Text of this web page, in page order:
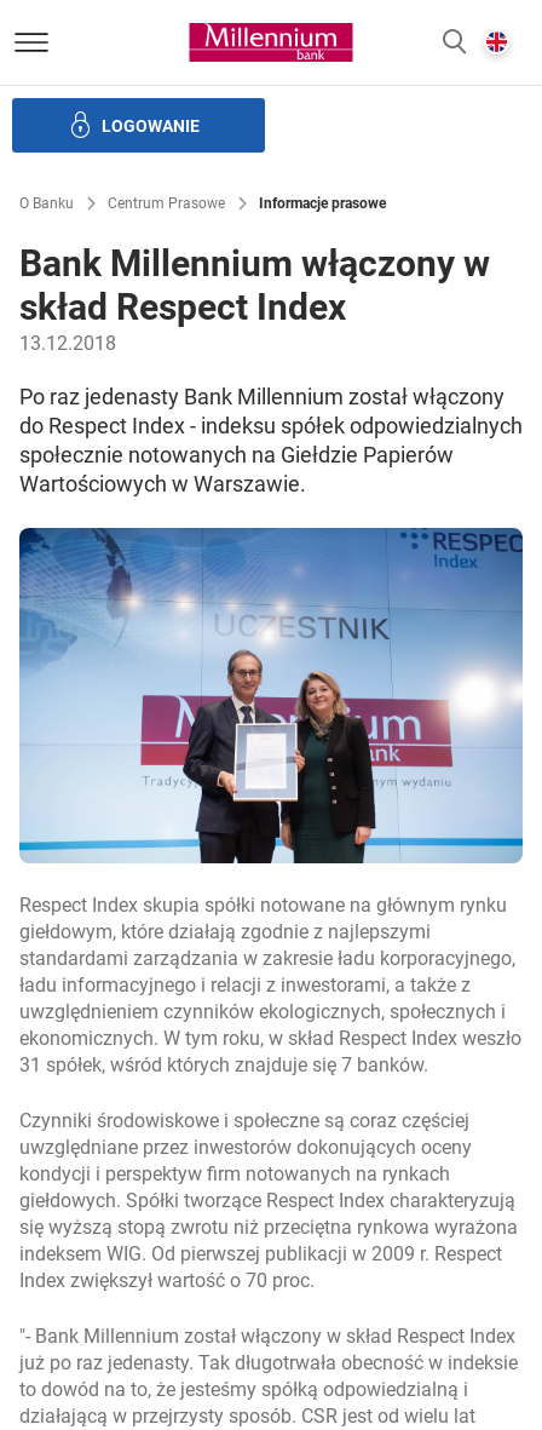
Bank Millennium homepage
LOGOWANIE
O Banku Centrum Prasowe Informacje prasowe
Bank Millennium włączony w
skład Respect Index
13.12.2018
Po raz jedenasty Bank Millennium został włączony
do Respect Index - indeksu spółek odpowiedzialnych
społecznie notowanych na Giełdzie Papierów
Wartościowych w Warszawie.
Respect Index skupia spółki notowane na głównym rynku
giełdowym, które działają zgodnie z najlepszymi
standardami zarządzania w zakresie ładu korporacyjnego,
ładu informacyjnego i relacji z inwestorami, a także z
uwzględnieniem czynników ekologicznych, społecznych i
ekonomicznych. W tym roku, w skład Respect Index weszło
31 spółek, wśród których znajduje się 7 banków.
Czynniki środowiskowe i społeczne są coraz częściej
uwzględniane przez inwestorów dokonujących oceny
kondycji i perspektyw firm notowanych na rynkach
giełdowych. Spółki tworzące Respect Index charakteryzują
się wyższą stopą zwrotu niż przeciętna rynkowa wyrażona
indeksem WIG. Od pierwszej publikacji w 2009 r. Respect
Index zwiększył wartość o 70 proc.
- Bank Millennium został włączony w skład Respect Index
już po raz jedenasty. Tak długotrwała obecność w indeksie
to dowód na to, że jesteśmy spółką odpowiedzialną i
działającą w przejrzysty sposób. CSR jest od wielu lat